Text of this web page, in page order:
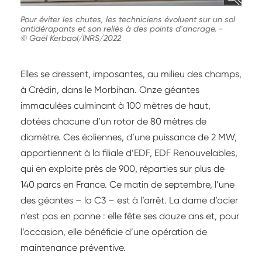
Pour éviter les chutes, les techniciens évoluent sur un sol
antidérapants et son reliés à des points d'ancrage. -
© Gaël Kerbaol/INRS/2022
Elles se dressent, imposantes, au milieu des champs,
à Crédin, dans le Morbihan. Onze géantes
immaculées culminant à 100 mètres de haut,
dotées chacune d’un rotor de 80 mètres de
diamètre. Ces éoliennes, d’une puissance de 2 MW,
appartiennent à la filiale d’EDF, EDF Renouvelables,
qui en exploite près de 900, réparties sur plus de
140 parcs en France. Ce matin de septembre, l’une
des géantes – la C3 – est à l’arrêt. La dame d’acier
n’est pas en panne : elle fête ses douze ans et, pour
l’occasion, elle bénéficie d’une opération de
maintenance préventive.